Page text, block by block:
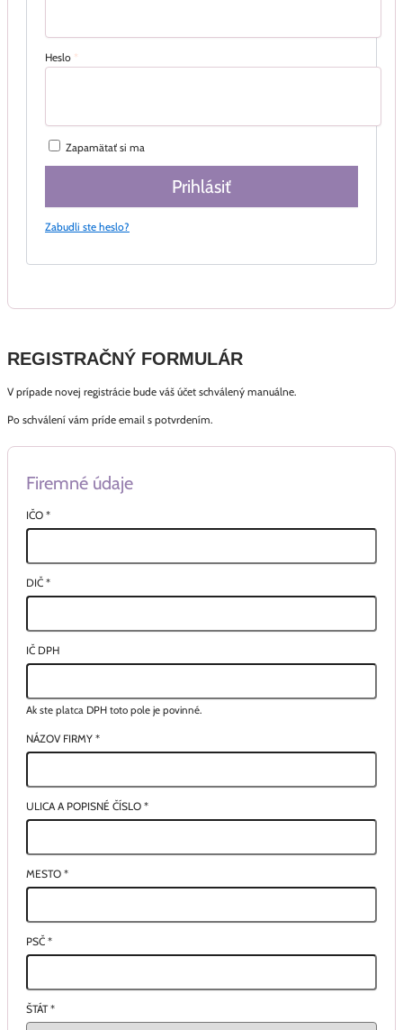
Heslo *
Zapamätať si ma
Prihlásiť
Zabudli ste heslo?
REGISTRAČNÝ FORMULÁR
V prípade novej registrácie bude váš účet schválený manuálne.
Po schválení vám príde email s potvrdením.
Firemné údaje
IČO *
DIČ *
IČ DPH
Ak ste platca DPH toto pole je povinné.
NÁZOV FIRMY *
ULICA A POPISNÉ ČÍSLO *
MESTO *
PSČ *
ŠTÁT*